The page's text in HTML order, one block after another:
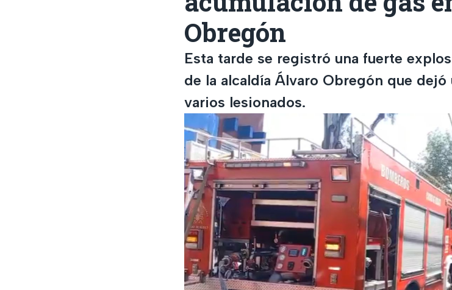
Obregón
Esta tarde se registró una fuerte
de la alcaldía Álvaro Obregón que
varios lesionados.